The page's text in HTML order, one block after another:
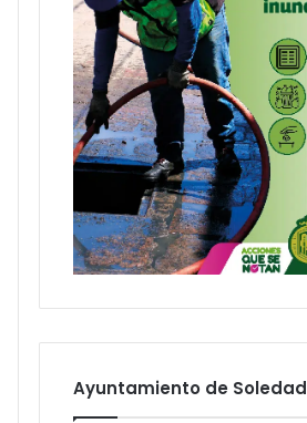
Ayuntamiento de Soledad